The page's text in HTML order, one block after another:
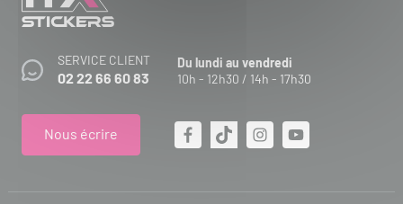
SERVICE CLIENT
02 22 66 60 83
Du lundi au vendredi
10h - 12h30 / 14h - 17h30
Nous écrire